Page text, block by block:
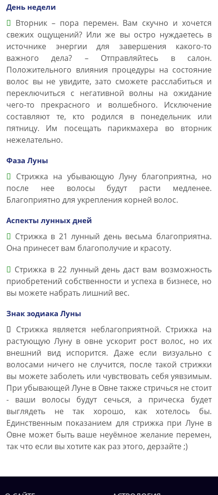
День недели
Вторник – пора перемен. Вам скучно и хочется
свежих ощущений? Или же вы остро нуждаетесь в
источнике энергии для завершения какого-то
важного дела? – Отправляйтесь в салон.
Положительного влияния процедуры на состояние
волос вы не увидите, зато сможете расслабиться и
переключиться с негативной волны на ожидание
чего-то прекрасного и волшебного. Исключение
составляют те, кто родился в понедельник или
пятницу. Им посещать парикмахера во вторник
нежелательно.
Фаза Луны
Стрижка на убывающую Луну благоприятна, но
после нее волосы будут расти медленее.
Благоприятно для укрепления корней волос.
Аспекты лунных дней
Стрижка в 21 лунный день весьма благоприятна.
Она принесет вам благополучие и красоту.
Стрижка в 22 лунный день даст вам возможность
приобретений собственности и успеха в бизнесе, но
вы можете набрать лишний вес.
Знак зодиака Луны
Стрижка является неблагоприятной. Стрижка на
растующую Луну в овне ускорит рост волос, но их
внешний вид испорится. Даже если визуально с
волосами ничего не случится, после такой стрижки
вы можете заболеть или чувствовать себя уявзимым.
При убывающей Луне в Овне также стричься не стоит
- ваши волосы будут сечься, а прическа будет
выглядеть не так хорошо, как хотелось бы.
Единственным показанием для стрижка при Луне в
Овне может быть ваше неуёмное желание перемен,
так что если вы хотите как раз этого, дерзайте ;)